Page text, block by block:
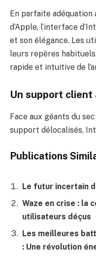
En parfaite adéquation
d’Apple, l’interface
et son élégance. Les
leurs repères
rapide et intuitive de
Un support client
Face aux géants du
support délocalisés,
Publications
Le futur incertain
Waze en crise : la
utilisateurs déçus
Les meilleures
: Une révolution